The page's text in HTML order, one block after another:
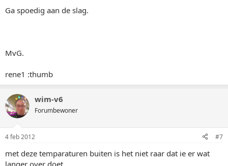
Ga spoedig aan de slag.
MvG.
rene1 :thumb
wim-v6
Forumbewoner
4 feb 2012 #7
met deze temparaturen buiten is het niet raar dat ie er wat
langer over doet...